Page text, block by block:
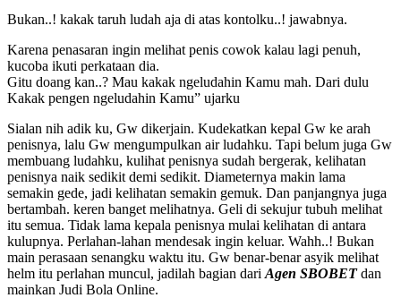
Bukan..! kakak taruh ludah aja di atas kontolku..! jawabnya.
Karena penasaran ingin melihat penis cowok kalau lagi penuh,
kucoba ikuti perkataan dia.
Gitu doang kan..? Mau kakak ngeludahin Kamu mah. Dari dulu
Kakak pengen ngeludahin Kamu” ujarku
Sialan nih adik ku, Gw dikerjain. Kudekatkan kepal Gw ke arah
penisnya, lalu Gw mengumpulkan air ludahku. Tapi belum juga Gw
membuang ludahku, kulihat penisnya sudah bergerak, kelihatan
penisnya naik sedikit demi sedikit. Diameternya makin lama
semakin gede, jadi kelihatan semakin gemuk. Dan panjangnya juga
bertambah. keren banget melihatnya. Geli di sekujur tubuh melihat
itu semua. Tidak lama kepala penisnya mulai kelihatan di antara
kulupnya. Perlahan-lahan mendesak ingin keluar. Wahh..! Bukan
main perasaan senangku waktu itu. Gw benar-benar asyik melihat
helm itu perlahan muncul, jadilah bagian dari Agen SBOBETdan
mainkan Judi Bola Online.